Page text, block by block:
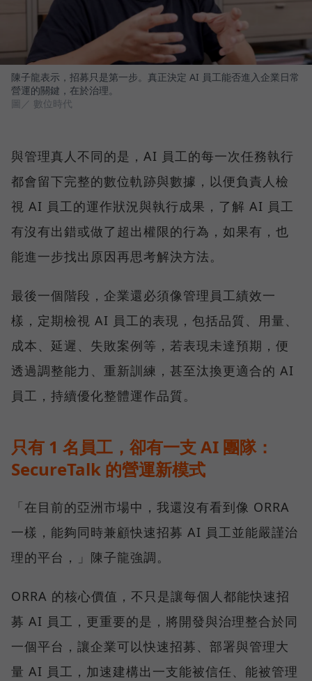
陳子龍表示，招募只是第一步。真正決定 AI 員工能否進入企業日常
營運的關鍵，在於治理。
圖／ 數位時代
與管理真人不同的是，AI 員工的每一次任務執行
都會留下完整的數位軌跡與數據，以便負責人檢
視 AI 員工的運作狀況與執行成果，了解 AI 員工
有沒有出錯或做了超出權限的行為，如果有，也
能進一步找出原因再思考解決方法。
最後一個階段，企業還必須像管理員工績效一
樣，定期檢視 AI 員工的表現，包括品質、用量、
成本、延遲、失敗案例等，若表現未達預期，便
透過調整能力、重新訓練，甚至汰換更適合的 AI
員工，持續優化整體運作品質。
只有 1 名員工，卻有一支 AI 團隊：
SecureTalk 的營運新模式
「在目前的亞洲市場中，我還沒有看到像 ORRA
一樣，能夠同時兼顧快速招募 AI 員工並能嚴謹治
理的平台，」陳子龍強調。
ORRA 的核心價值，不只是讓每個人都能快速招
募 AI 員工，更重要的是，將開發與治理整合於同
一個平台，讓企業可以快速招募、部署與管理大
量 AI 員工，加速建構出一支能被信任、能被管理